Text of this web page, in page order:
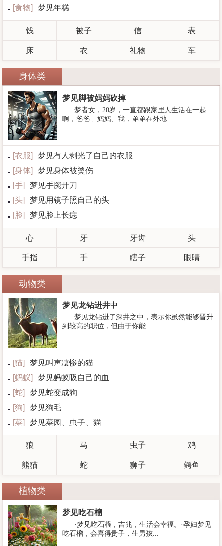
[食物] 梦见年糕
钱 被子 信 表
床 衣 礼物 车
身体类
梦见脚被妈妈砍掉
梦者女，20岁，一直都跟家里人生活在一起
啊，爸爸、妈妈、我，弟弟在外地...
[衣服]
梦见有人剥光了自己的衣服
[身体]
梦见身体被烫伤
[手]
梦见手腕开刀
[头]
梦见用镜子照自己的头
[脸] 梦见脸上长痣
心 牙 牙齿 头
手指 手 瞎子 眼睛
动物类
梦见龙钻进井中
梦见龙钻进了深井之中，表示你虽然能够晋升
到较高的职位，但由于你能...
[猫]
梦见叫声凄惨的猫
[蚂蚁]
梦见蚂蚁吸自己的血
[蛇]
梦见蛇变成狗
[狗]
梦见狗毛
[菜] 梦见菜园、虫子、猫
狼 马 虫子 鸡
熊猫 蛇 狮子 鳄鱼
植物类
梦见吃石榴
·梦见吃石榴，吉兆，生活会幸福。·孕妇梦见
吃石榴，会喜得贵子，生男孩...